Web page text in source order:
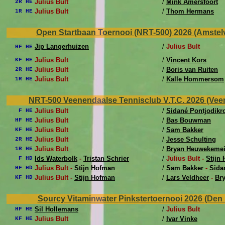
2R HE Julius Bult / Mink Amersfoort
1R HE Julius Bult / Thom Hermans
Open Startbaan Toernooi (NRT-500) 2026
HF HE Jip Langerhuizen / Julius Bult
KF HE Julius Bult / Vincent Kors
2R HE Julius Bult / Boris van Ruiten
1R HE Julius Bult / Kalle Hommersom
NRT-500 Veenendaalse Tennisclub V.T.C. 2026
F HE Julius Bult / Sidané
HF HE Julius Bult / Bas Bouwman
KF HE Julius Bult / Sam Bakker
2R HE Julius Bult / Jesse Schulting
1R HE Julius Bult / Bryan
F HD Ids Waterbolk - Tristan Schrier / Julius Bult - Stijn
HF HD Julius Bult - Stijn Hofman / Sam Bakker -
KF HD Julius Bult - Stijn Hofman / Lars Veldheer -
Sourcy Vitaminwater Pinkstertoernooi 2026
HF HE Sil Hollemans / Julius Bult
KF HE Julius Bult / Ivar Vinke